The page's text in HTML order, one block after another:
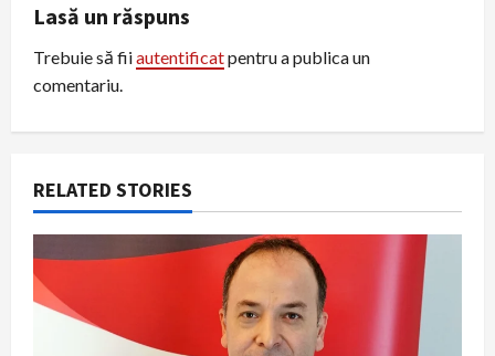
g
a
t
i
o
n
Lasă un răspuns
Trebuie să fiiautentificatpentru a publica un
comentariu.
RELATED STORIES